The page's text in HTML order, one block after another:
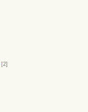
[2]